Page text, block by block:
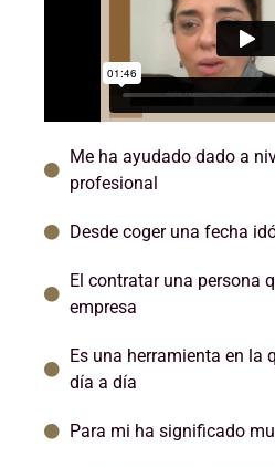
Me ha ayudado dado a
profesional
Desde coger una fecha
El contratar una persona
empresa
Es una herramienta en la
día a día
Para mi ha significado